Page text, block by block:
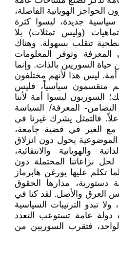
الحواجز الهوياتية الفاصلة،
جديدة، ليسوا كثرة
(وليس تمثلات) بلا
تتقلب بسهولة. وهناك
وتوفر المعلومات
السوريين بالذات. وإنما
ليس هذا لأنهم مختلفون
منقسمون سياسياً، فليس
ليسوا أمة لأننا
المعرفة/ السياسة
فالتمثل يشرك غيرنا في
مع الغير في قضية جامعة،
يحول دون انزلاق
والهوياتية والانتقائية،
نزاعاتنا المحتملة دون
عليها يورغن هابرماز
دستورية، مدارها الحقوق
العرق والأصل. لقد كنا في
تبدو الترتيبات السياسية
دولة عامة تستوعب التعدد
فتقرب السوريين من